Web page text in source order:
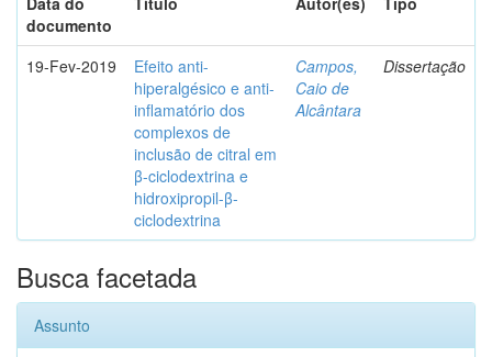
documento
19-Fev-2019
Efeito anti-
hiperalgésico e anti-
inflamatório dos
complexos de
inclusão de citral em
β-ciclodextrina e
hidroxipropil-β-
ciclodextrina
Campos,
Caio de
Alcântara
Dissertação
Busca facetada
Assunto